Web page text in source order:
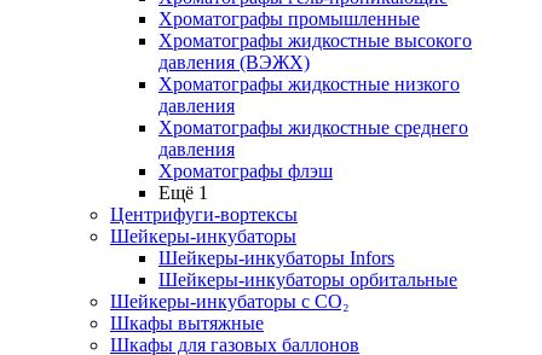
Хроматографы промышленные
Хроматографы жидкостные высокого
давления (ВЭЖХ)
Хроматографы жидкостные низкого
давления
Хроматографы жидкостные среднего
давления
Хроматографы флэш
Ещё 1
Центрифуги-вортексы
Шейкеры-инкубаторы
Шейкеры-инкубаторы Infors
Шейкеры-инкубаторы орбитальные
Шейкеры-инкубаторы с CО₂
Шкафы вытяжные
Шкафы для газовых баллонов